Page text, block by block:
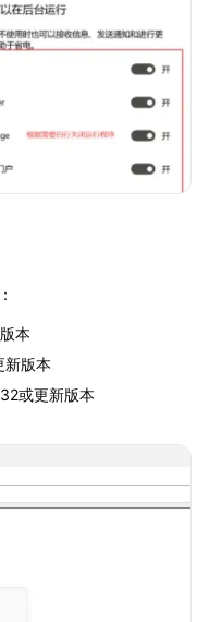
本
新版本
或更新版本